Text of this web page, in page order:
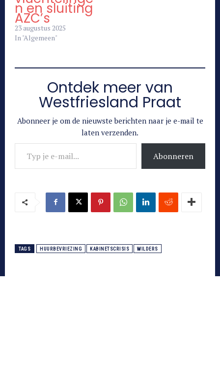
n en sluiting
AZC’s
23 augustus 2025
In "Algemeen"
Ontdek meer van
Westfriesland Praat
Abonneer je om de nieuwste berichten naar je e-mail te
laten verzenden.
Typ je e-mail...
Abonneren
TAGS HUURBEVRIEZING KABINETSCRISIS WILDERS